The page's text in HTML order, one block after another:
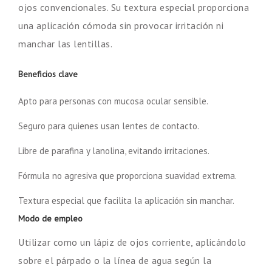
ojos convencionales. Su textura especial proporciona
una aplicación cómoda sin provocar irritación ni
manchar las lentillas.
Beneficios clave
Apto para personas con mucosa ocular sensible.
Seguro para quienes usan lentes de contacto.
Libre de parafina y lanolina, evitando irritaciones.
Fórmula no agresiva que proporciona suavidad extrema.
Textura especial que facilita la aplicación sin manchar.
Modo de empleo
Utilizar como un lápiz de ojos corriente, aplicándolo
sobre el párpado o la línea de agua según la